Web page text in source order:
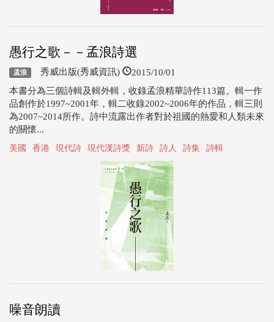
愚行之歌－－孟浪詩選
孟浪 秀威出版(秀威資訊) 2015/10/01
本書分為三個詩輯及輯外輯，收錄孟浪精華詩作113篇。輯一作
品創作於1997~2001年，輯二收錄2002~2006年的作品，輯三則
為2007~2014所作。詩中流露出作者對於祖國的熱愛和人類未來
的關懷...
美國 香港 現代詩 現代漢詩獎 新詩 詩人 詩集 詩輯
噪音朗讀